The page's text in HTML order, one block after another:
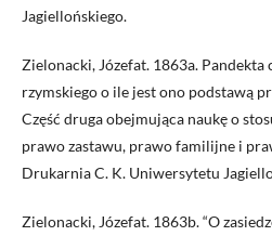
Jagiellońskiego.
Zielonacki, Józefat. 1863a. Pandekta
rzymskiego o ile jest ono podstawą
Część druga obejmująca naukę o
prawo zastawu, prawo familijne i
Drukarnia C. K. Uniwersytetu
Zielonacki, Józefat. 1863b. “O